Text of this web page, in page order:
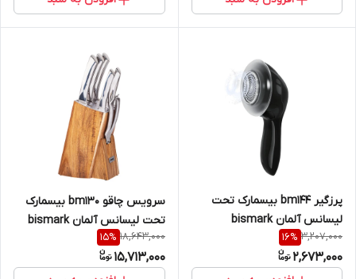
پرزگیر bm144 بیسمارک تحت
لیسانس آلمان bismark
3,207,000
16%
2,673,000
سرویس چاقو bm130 بیسمارک
تحت لیسانس آلمان bismark
18,643,000
15%
15,713,000